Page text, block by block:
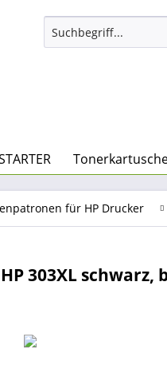
für HP Drucker
303XL schwarz,